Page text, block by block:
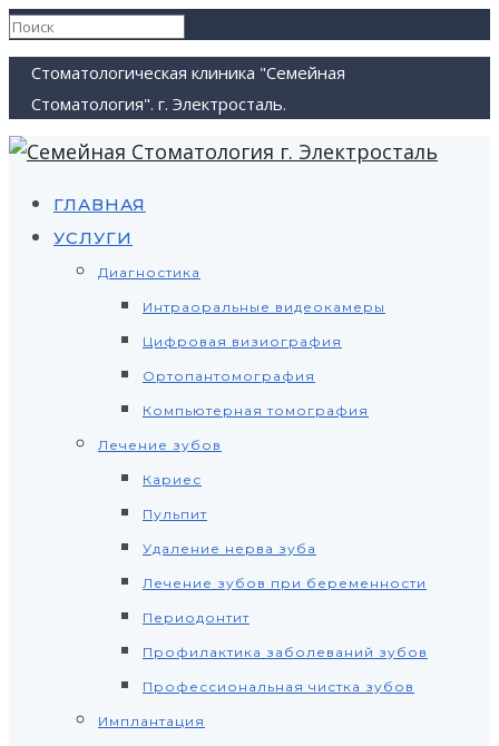
Стоматологическая клиника "Семейная
Стоматология". г. Электросталь.
ГЛАВНАЯ
УСЛУГИ
Диагностика
Интраоральные видеокамеры
Цифровая визиография
Ортопантомография
Компьютерная томография
Лечение зубов
Кариес
Пульпит
Удаление нерва зуба
Лечение зубов при беременности
Периодонтит
Профилактика заболеваний зубов
Профессиональная чистка зубов
Имплантация